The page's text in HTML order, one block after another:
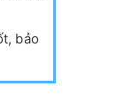
bảo